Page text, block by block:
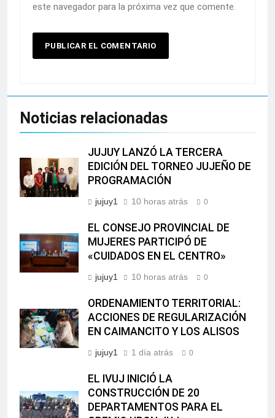
este navegador para la próxima vez que comente.
Noticias relacionadas
JUJUY LANZÓ LA TERCERA
EDICIÓN DEL TORNEO JUJEÑO DE
PROGRAMACIÓN
jujuy1 10 horas atrás 0
EL CONSEJO PROVINCIAL DE
MUJERES PARTICIPÓ DE
«CUIDADOS EN EL CENTRO»
jujuy1 10 horas atrás 0
ORDENAMIENTO TERRITORIAL:
ACCIONES DE REGULARIZACIÓN
EN CAIMANCITO Y LOS ALISOS
jujuy1 1 día atrás 0
EL IVUJ INICIÓ LA
CONSTRUCCIÓN DE 20
DEPARTAMENTOS PARA EL